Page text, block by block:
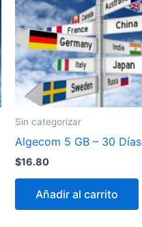
Sin categorizar
Algecom 5 GB – 30 Días
$16.80
Añadir al carrito